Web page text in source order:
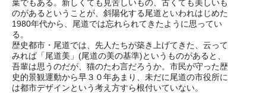
葉でもある。新しくても見苦しいもの、古くても美しいも
のがあるということが、斜陽化する尾道といわれはじめた
1980年代から、尾道では忘れられてきたように思ってい
る。
歴史都市・尾道では、先人たちが築き上げてきた、云って
みれば「尾道美」(尾道の美の基準)というものがあると、
吾輩は思うのだが、猫のたわ言だろうか。市民が守った歴
史的景観運動から早３０年あまり、未だに尾道の市役所に
は都市デザインという考え方すら根付いていない。